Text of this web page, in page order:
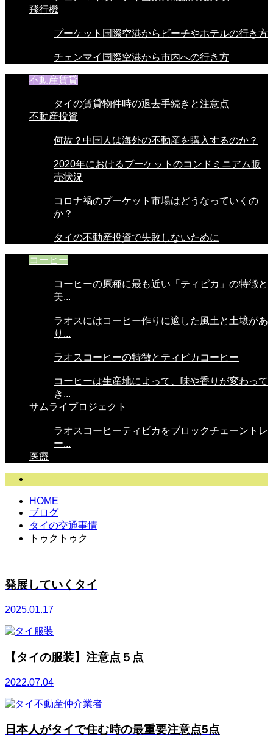
飛行機
プーケット国際空港からビーチやホテルの行き方
チェンマイ国際空港から市内への行き方
不動産賃貸
タイの賃貸物件時の退去手続きと注意点
不動産投資
何故？中国人は海外の不動産を購入するのか？
2020年におけるプーケットのコンドミニアム販
売状況
コロナ禍のプーケット市場はどうなっていくの
か？
タイの不動産投資で失敗しないために
コーヒー
コーヒーの原種に最も近い「ティピカ」の特徴と
美...
ラオスにはコーヒー作りに適した風土と土壌があ
り...
ラオスコーヒーの特徴とティピカコーヒー
コーヒーは生産地によって、味や香りが変わって
き...
サムライプロジェクト
ラオスコーヒーティピカをブロックチェーントレ
ー...
医療
HOME
ブログ
タイの交通事情
トゥクトゥク
発展していくタイ
2025.01.17
【タイの服装】注意点５点
2022.07.04
日本人がタイで住む時の最重要注意点5点